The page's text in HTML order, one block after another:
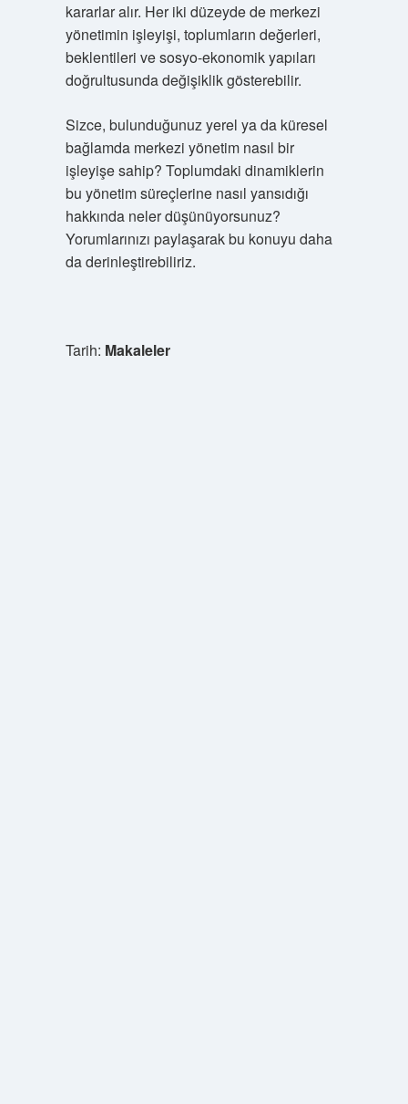
kararlar alır. Her iki düzeyde de merkezi
yönetimin işleyişi, toplumların değerleri,
beklentileri ve sosyo-ekonomik yapıları
doğrultusunda değişiklik gösterebilir.
Sizce, bulunduğunuz yerel ya da küresel
bağlamda merkezi yönetim nasıl bir
işleyişe sahip? Toplumdaki dinamiklerin
bu yönetim süreçlerine nasıl yansıdığı
hakkında neler düşünüyorsunuz?
Yorumlarınızı paylaşarak bu konuyu daha
da derinleştirebiliriz.
Tarih: Makaleler